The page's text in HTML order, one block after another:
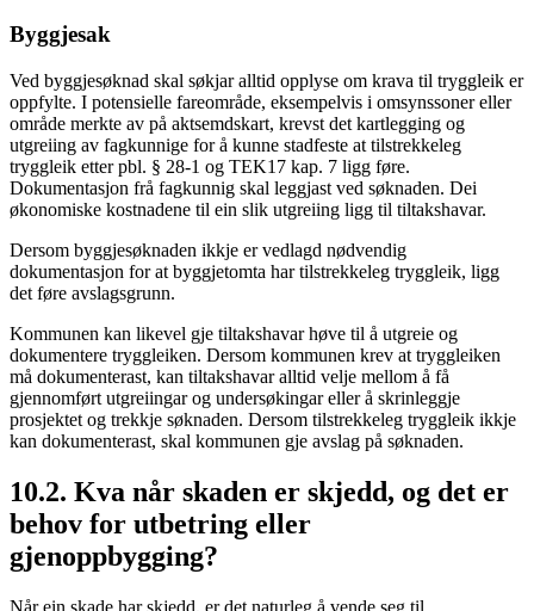
Byggjesak
Ved byggjesøknad skal søkjar alltid opplyse om krava til tryggleik er
oppfylte. I potensielle fareområde, eksempelvis i omsynssoner eller
område merkte av på aktsemdskart, krevst det kartlegging og
utgreiing av fagkunnige for å kunne stadfeste at tilstrekkeleg
tryggleik etter pbl. § 28-1 og TEK17 kap. 7 ligg føre.
Dokumentasjon frå fagkunnig skal leggjast ved søknaden. Dei
økonomiske kostnadene til ein slik utgreiing ligg til tiltakshavar.
Dersom byggjesøknaden ikkje er vedlagd nødvendig
dokumentasjon for at byggjetomta har tilstrekkeleg tryggleik, ligg
det føre avslagsgrunn.
Kommunen kan likevel gje tiltakshavar høve til å utgreie og
dokumentere tryggleiken. Dersom kommunen krev at tryggleiken
må dokumenterast, kan tiltakshavar alltid velje mellom å få
gjennomført utgreiingar og undersøkingar eller å skrinleggje
prosjektet og trekkje søknaden. Dersom tilstrekkeleg tryggleik ikkje
kan dokumenterast, skal kommunen gje avslag på søknaden.
10.2. Kva når skaden er skjedd, og det er
behov for utbetring eller
gjenoppbygging?
Når ein skade har skjedd, er det naturleg å vende seg til